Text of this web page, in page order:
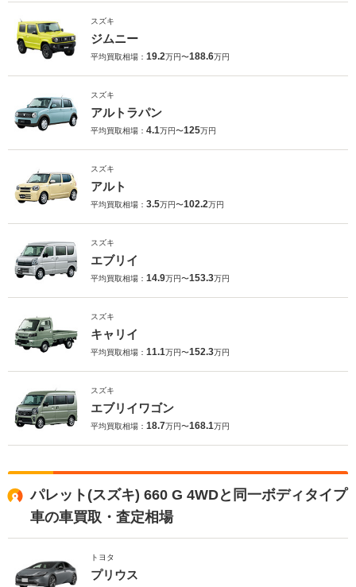
スズキ
ジムニー
平均買取相場： 19.2万円〜188.6万円
スズキ
アルトラパン
平均買取相場： 4.1万円〜125万円
スズキ
アルト
平均買取相場： 3.5万円〜102.2万円
スズキ
エブリイ
平均買取相場： 14.9万円〜153.3万円
スズキ
キャリイ
平均買取相場： 11.1万円〜152.3万円
スズキ
エブリイワゴン
平均買取相場： 18.7万円〜168.1万円
パレット(スズキ) 660 G 4WDと同一ボディタイプ
車の車買取・査定相場
トヨタ
プリウス